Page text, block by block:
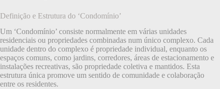
Definição e Estrutura do ‘Condomínio’
Um ‘Condomínio’ consiste normalmente em várias unidades
residenciais ou propriedades combinadas num único complexo. Cada
unidade dentro do complexo é propriedade individual, enquanto os
espaços comuns, como jardins, corredores, áreas de estacionamento e
instalações recreativas, são propriedade coletiva e mantidos. Esta
estrutura única promove um sentido de comunidade e colaboração
entre os residentes.